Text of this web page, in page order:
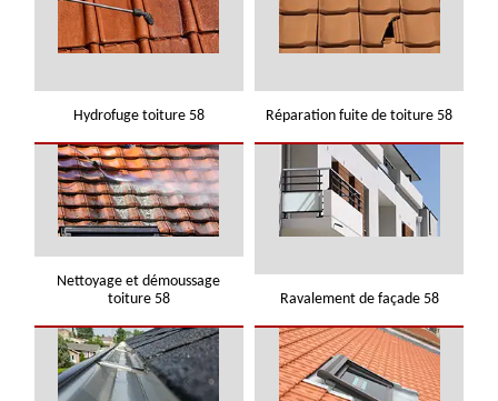
Hydrofuge toiture 58 Réparation fuite de toiture 58
Nettoyage et démoussage
toiture 58
Ravalement de façade 58